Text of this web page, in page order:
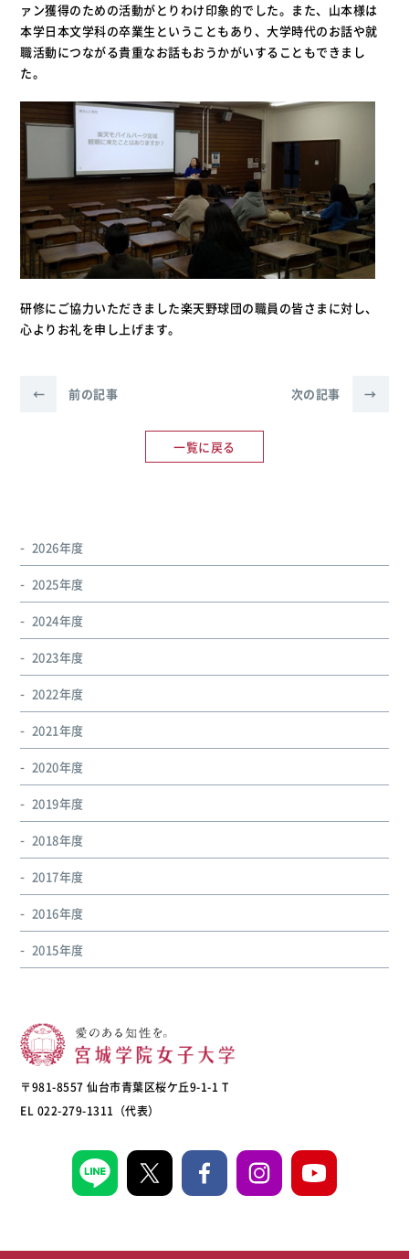
ァン獲得のための活動がとりわけ印象的でした。また、山本様は
本学日本文学科の卒業生ということもあり、大学時代のお話や就
職活動につながる貴重なお話もおうかがいすることもできまし
た。
研修にご協力いただきました楽天野球団の職員の皆さまに対し、
心よりお礼を申し上げます。
← 前の記事
一覧に戻る
次の記事 →
2026年度
2025年度
2024年度
2023年度
2022年度
2021年度
2020年度
2019年度
2018年度
2017年度
2016年度
2015年度
〒981-8557 仙台市青葉区桜ケ丘9-1-1 T
EL 022-279-1311（代表）